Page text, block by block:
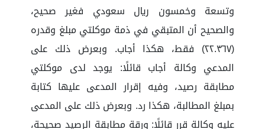
وتسعة وخمسون ريال سعودي فغير صحيح،
والصحيح أن المتبقي في ذمة موكلتي مبلغ وقدره
(٢٢.٣٦٧) فقط، هكذا أجاب. وبعرض ذلك على
المدعي وكالة أجاب قائلًا: يوجد لدى موكلتي
مطابقة رصيد، وفيه إقرار المدعى عليها كتابة
بمبلغ المطالبة، هكذا رد. وبعرض ذلك على المدعى
عليه وكالة قرر قائلًا: ورقة مطابقة الرصيد صحيحة،